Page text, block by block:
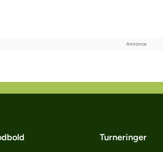
Turneringer